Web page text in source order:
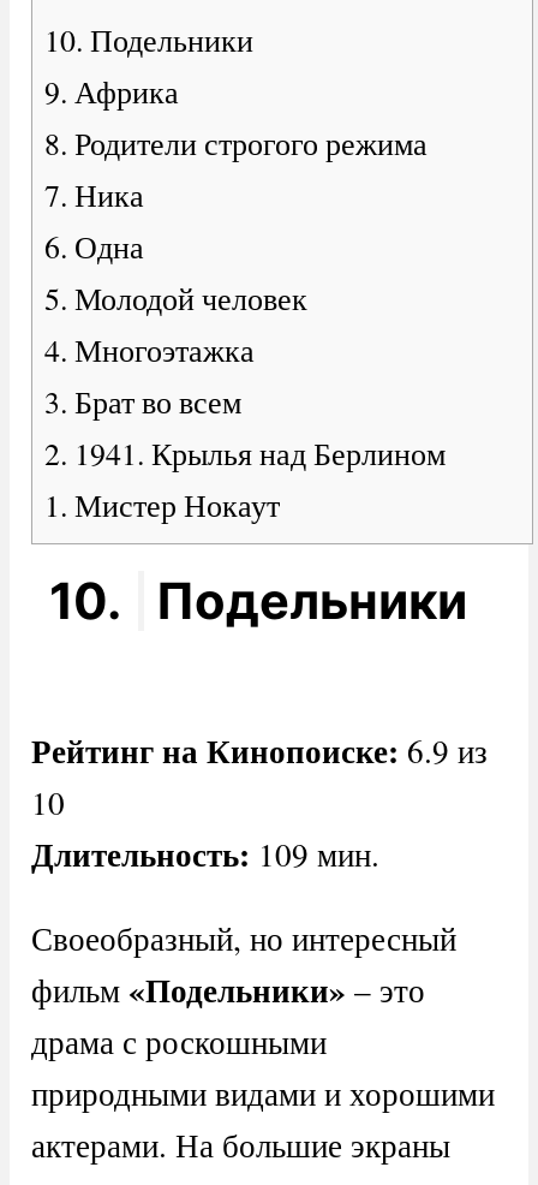
10. Подельники
9. Африка
8. Родители строгого режима
7. Ника
6. Одна
5. Молодой человек
4. Многоэтажка
3. Брат во всем
2. 1941. Крылья над Берлином
1. Мистер Нокаут
10. Подельники
Рейтинг на Кинопоиске: 6.9 из
10
Длительность: 109 мин.
Своеобразный, но интересный
фильм «Подельники» – это
драма с роскошными
природными видами и хорошими
актерами. На большие экраны